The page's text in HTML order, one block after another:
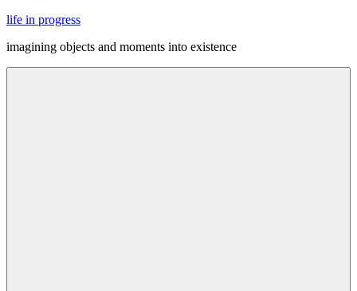
Skip
content
life in progress
imagining objects and moments into existence